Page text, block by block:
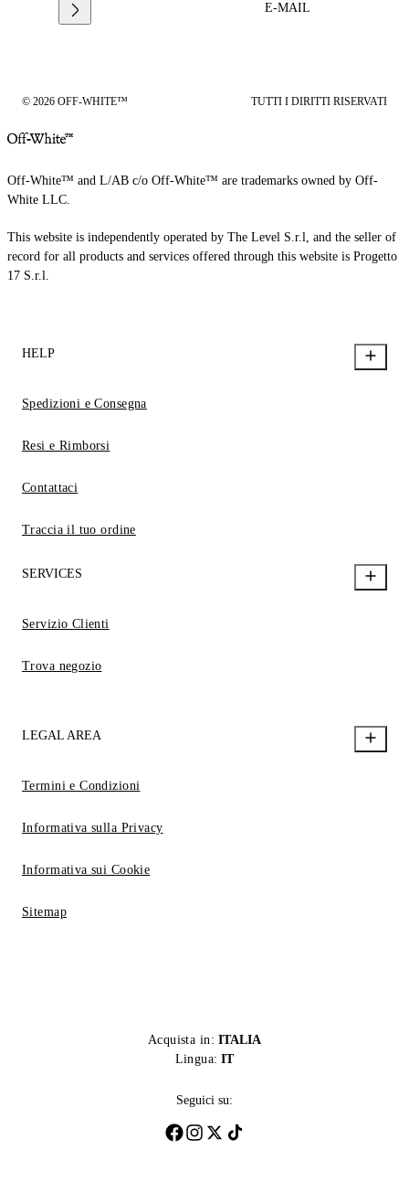
E-MAIL
© 2026 OFF-WHITE™ TUTTI I DIRITTI RISERVATI
Off-White™ and L/AB c/o Off-White™ are trademarks owned by Off-
White LLC.
This website is independently operated by The Level S.r.l, and the seller of
record for all products and services offered through this website is Progetto
17 S.r.l.
HELP
Spedizioni e Consegna
Resi e Rimborsi
Contattaci
Traccia il tuo ordine
SERVICES
Servizio Clienti
Trova negozio
LEGAL AREA
Termini e Condizioni
Informativa sulla Privacy
Informativa sui Cookie
Sitemap
Acquista in: ITALIA
Lingua: IT
Seguici su: